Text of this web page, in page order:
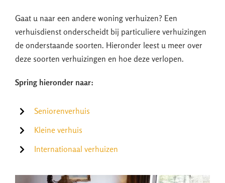
Gaat u naar een andere woning verhuizen? Een
verhuisdienst onderscheidt bij particuliere verhuizingen
de onderstaande soorten. Hieronder leest u meer over
deze soorten verhuizingen en hoe deze verlopen.
Spring hieronder naar:
Seniorenverhuis
Kleine verhuis
Internationaal verhuizen